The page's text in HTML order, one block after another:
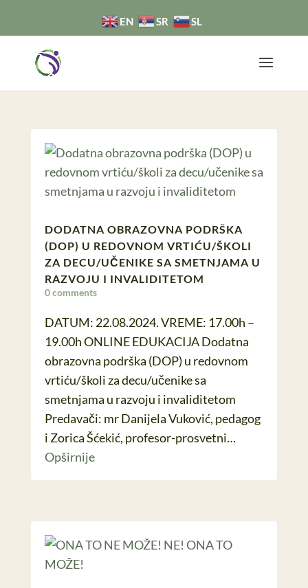
EN SR SL
DODATNA OBRAZOVNA PODRŠKA
(DOP) U REDOVNOM VRTIĆU/ŠKOLI
ZA DECU/UČENIKE SA SMETNJAMA U
RAZVOJU I INVALIDITETOM
0 comments
DATUM: 22.08.2024. VREME: 17.00h –
19.00h ONLINE EDUKACIJA Dodatna
obrazovna podrška (DOP) u redovnom
vrtiću/školi za decu/učenike sa
smetnjama u razvoju i invaliditetom
Predavači: mr Danijela Vuković, pedagog
i Zorica Šćekić, profesor-prosvetni…
Opširnije